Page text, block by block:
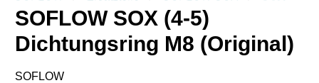
SOFLOW SOX (4-5)
Dichtungsring M8 (Original)
SOFLOW